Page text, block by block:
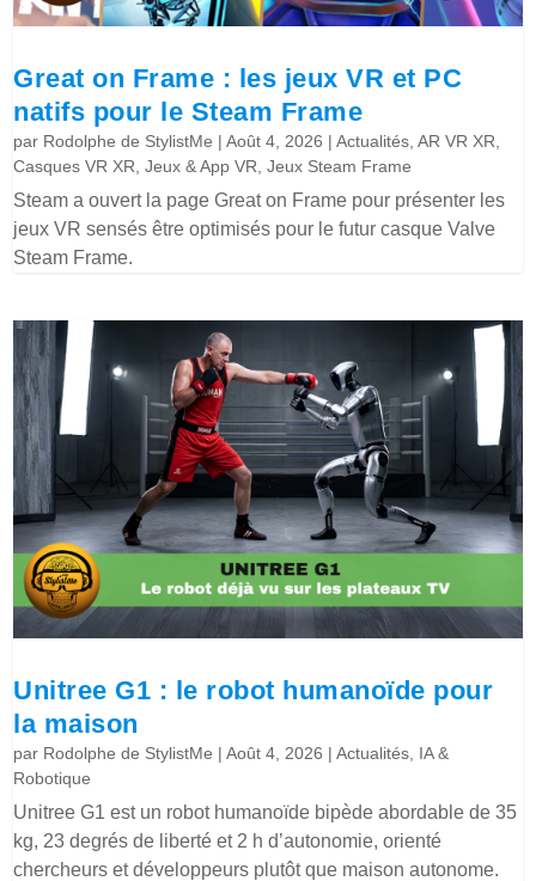
Great on Frame : les jeux VR et PC
natifs pour le Steam Frame
par Rodolphe de StylistMe |Août 4, 2026 |Actualités ,AR VR XR
Casques VR XR ,Jeux & App VR ,Jeux Steam Frame
Steam a ouvert la page Great on Frame pour présenter les
jeux VR sensés être optimisés pour le futur casque Valve
Steam Frame.
Unitree G1 : le robot humanoïde pour
la maison
par Rodolphe de StylistMe |Août 4, 2026 |Actualités IA &
Robotique
Unitree G1 est un robot humanoïde bipède abordable de 35
kg, 23 degrés de liberté et 2 h d’autonomie, orienté
chercheurs et développeurs plutôt que maison autonome.